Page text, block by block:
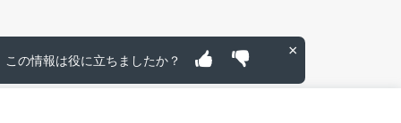
×
この情報は役に立ちましたか？